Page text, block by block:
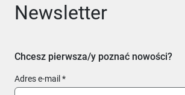
Newsletter
Chcesz pierwsza/y poznać nowości?
Adres e-mail